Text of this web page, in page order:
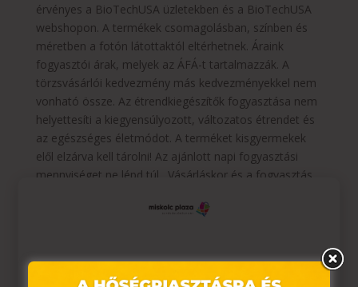
érvényes a BioTechUSA üzletekben és a BioTechUSA
webshopon. A termékek csomagolásban, színben és
méretben a fotón látottaktól eltérhetnek. Áraink
fogyasztói árak, melyek az ÁFÁ-t tartalmazzák. A
törzsvásárlói kedvezmény más kedvezményekkel nem
vonható össze. Az étrendkiegészítők fogyasztása nem
helyettesíti a kiegyensúlyozott, változatos étrendet és
az egészséges életmódot. A terméket kisgyermekek
elől elzárva kell tárolni! Az ajánlott napi fogyasztási
mennyiséget ne lépd túl. Vásárláskor és a fogyasztás
termékek címkéjén, vagy a www.biotechusa.hu
*A törzsvásárlói program részletes szabályai a
https://shop.biotechusa.hu/account/register oldalon